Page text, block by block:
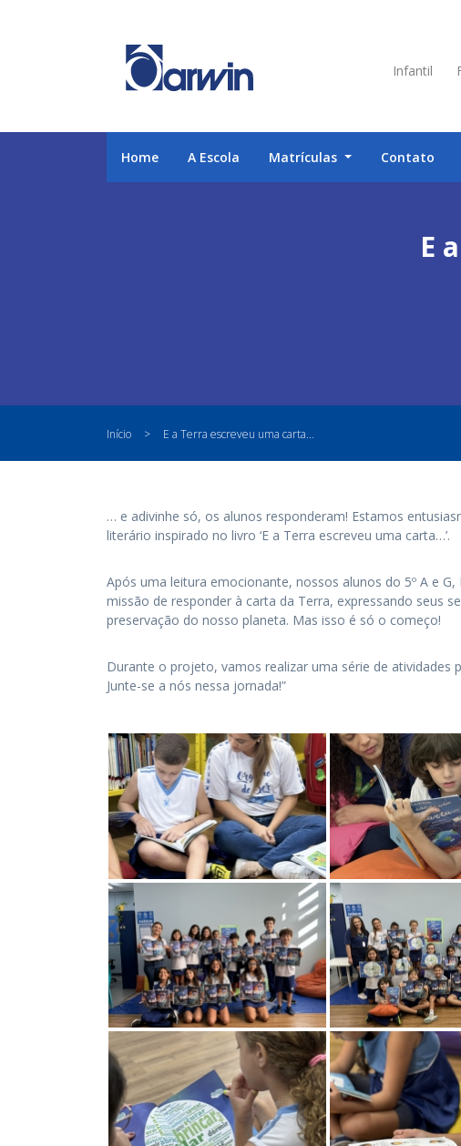
Infantil
Home A Escola Matrículas Contato
E
Início > E a Terra escreveu uma carta…
… e adivinhe só, os alunos responderam! Estamos
literário inspirado no livro ‘E a Terra escreveu uma carta…’.
Após uma leitura emocionante, nossos alunos do 5º A e
missão de responder à carta da Terra, expressando seus
preservação do nosso planeta. Mas isso é só o começo!
Durante o projeto, vamos realizar uma série de atividades
Junte-se a nós nessa jornada!”